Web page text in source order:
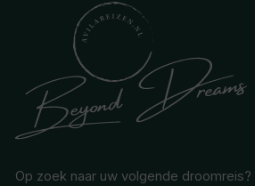
Op zoek naar uw volgende droomreis?